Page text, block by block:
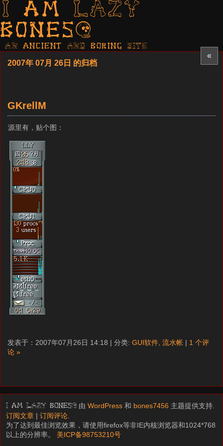
I am LAZY
bones?
AN ancient AND boring SITE
«
2007年 07月 26日 的归档
GKrellM
源里有，贴个图：
发表于：2007年07月26日 14:18 | 分类: GUI软件 流水帐 | 1 个评
论 »
I am LAZY bones? 由WordPress 和 bones7456 主题提供支持.
订阅文章 |订阅评论
为了达到最佳浏览效果，请使用firefox等非IE内核浏览器和1024*768
以上的分辨率。 美ICP备98753210号